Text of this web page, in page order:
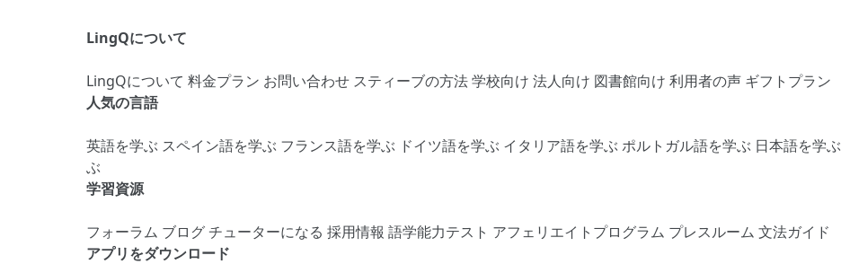
LingQについて
LingQについて 料金プラン お問い合わせ スティーブの方法学校向け 法人向け 図書館向け 利用者の声 ギフトプラン
人気の言語
英語を学ぶ スペイン語を学ぶ フランス語を学ぶ ドイツ語を学ぶ イタリア語を学ぶ ポルトガル語を学ぶ 日本語を学ぶ
ぶ
学習資源
フォーラム ブログチューターになる 採用情報 語学能力テスト アフェリエイトプログラム プレスルーム 文法ガイド
アプリをダウンロード